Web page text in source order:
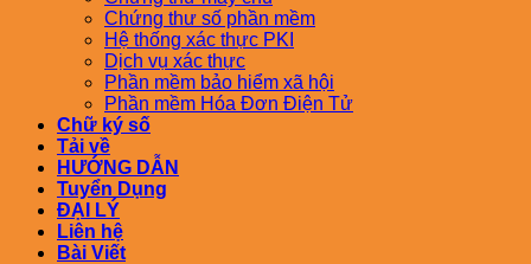
Chứng thư số phần mềm
Hệ thống xác thực PKI
Dịch vụ xác thực
Phần mềm bảo hiểm xã hội
Phần mềm Hóa Đơn Điện Tử
Chữ ký số
Tải về
HƯỚNG DẪN
Tuyển Dụng
ĐẠI LÝ
Liên hệ
Bài Viết